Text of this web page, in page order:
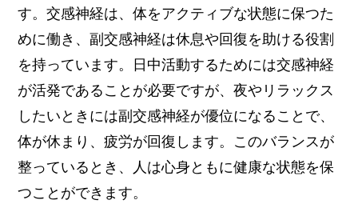
す。交感神経は、体をアクティブな状態に保つた
めに働き、副交感神経は休息や回復を助ける役割
を持っています。日中活動するためには交感神経
が活発であることが必要ですが、夜やリラックス
したいときには副交感神経が優位になることで、
体が休まり、疲労が回復します。このバランスが
整っているとき、人は心身ともに健康な状態を保
つことができます。